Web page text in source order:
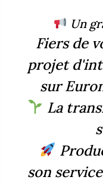
Un
Fiers de
projet
sur
La
son